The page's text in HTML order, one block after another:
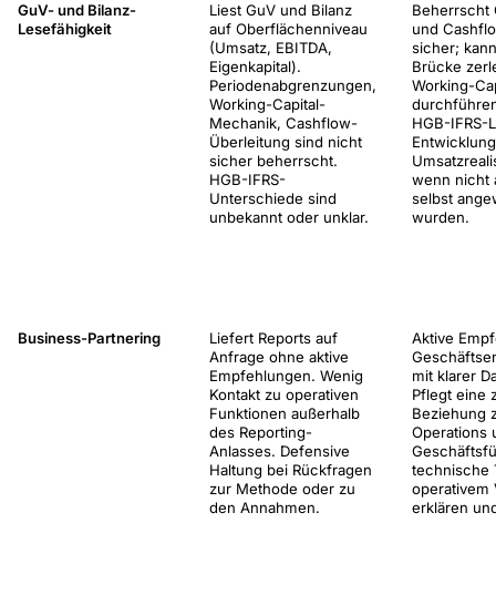
GuV- und Bilanz-
Lesefähigkeit
Liest GuV und Bilanz
auf Oberflächenniveau
(Umsatz, EBITDA,
Eigenkapital).
Periodenabgrenzungen,
Working-Capital-
Mechanik, Cashflow-
Überleitung sind nicht
sicher beherrscht.
HGB-IFRS-
Unterschiede sind
unbekannt oder unklar.
Beherrscht
und
sicher;
Brücke
Working-
HGB-IFRS-
wenn nicht
selbst
wurden.
Business-Partnering
Liefert Reports auf
Anfrage ohne aktive
Empfehlungen. Wenig
Kontakt zu operativen
Funktionen außerhalb
des Reporting-
Anlasses. Defensive
Haltung bei Rückfragen
zur Methode oder zu
den Annahmen.
Aktive
mit klarer
Pflegt eine
Beziehung
Operations
technische
operativem
erklären